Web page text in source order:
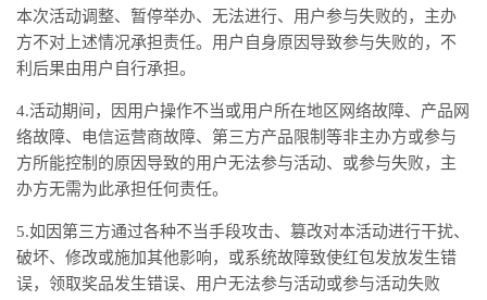
本次活动调整、暂停举办、无法进行、用户参与失败的，主办
方不对上述情况承担责任。用户自身原因导致参与失败的，不
利后果由用户自行承担。
4.活动期间，因用户操作不当或用户所在地区网络故障、产品网
络故障、电信运营商故障、第三方产品限制等非主办方或参与
方所能控制的原因导致的用户无法参与活动、或参与失败，主
办方无需为此承担任何责任。
5.如因第三方通过各种不当手段攻击、篡改对本活动进行干扰、
破坏、修改或施加其他影响，或系统故障致使红包发放发生错
误，领取奖品发生错误、用户无法参与活动或参与活动失败